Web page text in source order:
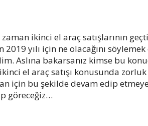
zaman ikinci el araç satışlarının
yılı için ne olacağını
Aslına bakarsanız kimse bu
el araç satışı konusunda
için bu şekilde devam edip
göreceğiz…